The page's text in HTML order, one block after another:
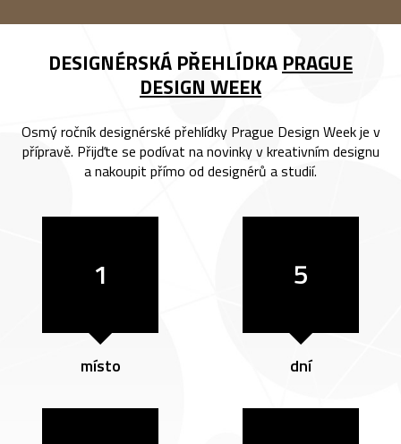
DESIGNÉRSKÁ PŘEHLÍDKA PRAGUE
DESIGN WEEK
Osmý ročník designérské přehlídky Prague Design Week je v
přípravě. Přijďte se podívat na novinky v kreativním designu
a nakoupit přímo od designérů a studií.
1
místo
5
dní